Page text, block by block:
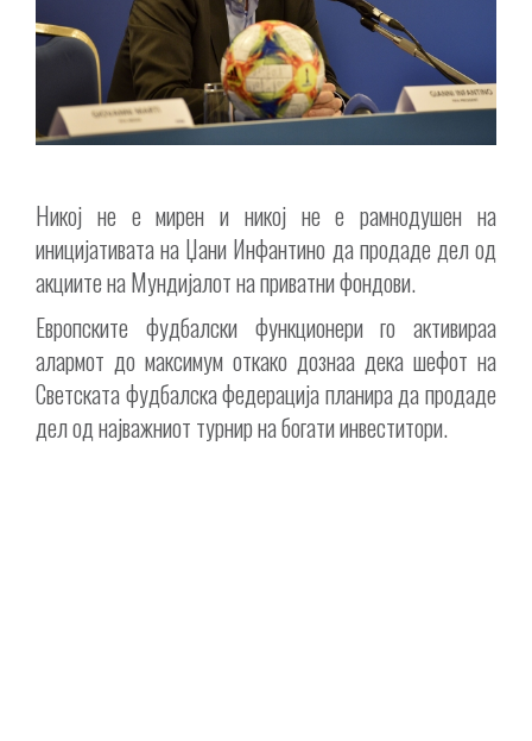
Никој не е мирен и никој не е рамнодушен на
иницијативата на Џани Инфантино да продаде дел од
акциите на Мундијалот на приватни фондови.
Европските фудбалски функционери го активираа
алармот до максимум откако дознаа дека шефот на
Светската фудбалска федерација планира да продаде
дел од најважниот турнир на богати инвеститори.